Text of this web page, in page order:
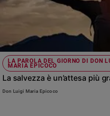
LA PAROLA DEL GIORNO DI DON
MARIA EPICOCO
La salvezza è un’attesa più
Don Luigi Maria Epicoco